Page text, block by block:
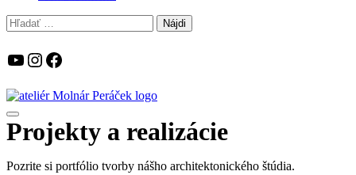
Hľadať:
YouTube
Instagram
Facebook
Projekty a realizácie
Pozrite si portfólio tvorby nášho architektonického štúdia.